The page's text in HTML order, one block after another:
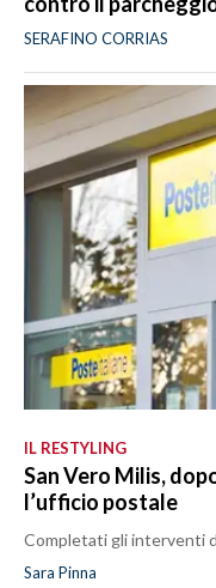
SERAFINO CORRIAS
IL RESTYLING
San Vero Milis,
l’ufficio postale
Completati gli interventi
Sara Pinna